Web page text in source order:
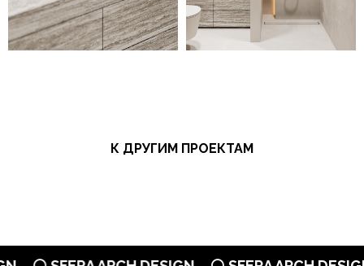
К ДРУГИМ ПРОЕКТАМ